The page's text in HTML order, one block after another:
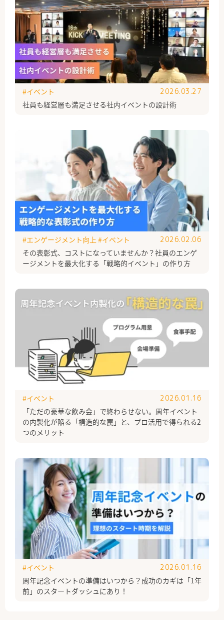
社員も経営層も満足させる社内イベントの設計術
#イベント 2026.03.27
その表彰式、コストになっていませんか？社員のエンゲ
ージメントを最大化する「戦略的イベント」の作り方
#エンゲージメント向上 #イベント 2026.02.06
「ただの豪華な飲み会」で終わらせない。周年イベント
の内製化が陥る「構造的な罠」と、プロ活用で得られる2
つのメリット
#イベント 2026.01.16
周年記念イベントの準備はいつから？成功のカギは「1年
前」のスタートダッシュにあり！
#イベント 2026.01.16